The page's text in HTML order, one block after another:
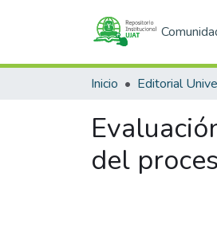
Inicio Editorial
del